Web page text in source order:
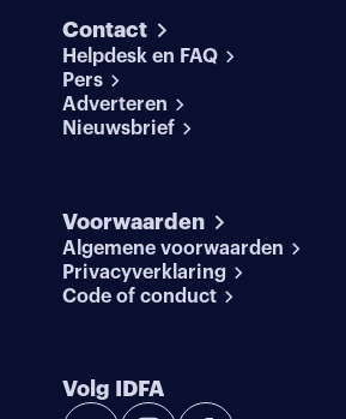
Contact
Helpdesk en FAQ
Pers
Adverteren
Nieuwsbrief
Voorwaarden
Algemene voorwaarden
Privacyverklaring
Code of conduct
Volg IDFA